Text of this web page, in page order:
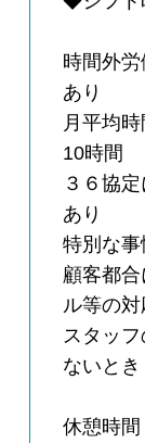
時間外労
あり
月平均
10時間
３６協
あり
特別な
顧客都
ル等の対
スタッ
ないとき
休憩時間